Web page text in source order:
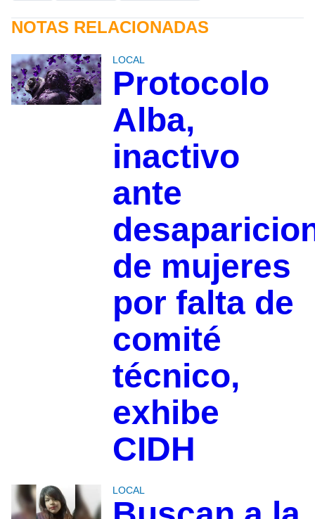
NOTAS RELACIONADAS
LOCAL
Protocolo
Alba,
inactivo
ante
de mujeres
por falta de
comité
técnico,
exhibe
CIDH
LOCAL